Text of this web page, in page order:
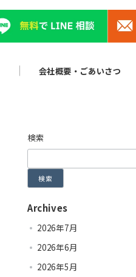
会社概要・ごあいさつ
検索
検索
Archives
2026年7月
2026年6月
2026年5月